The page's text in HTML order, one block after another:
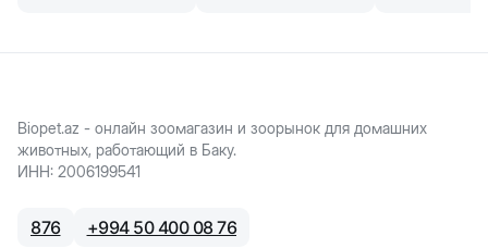
Biopet.az - онлайн зоомагазин и зоорынок для домашних
животных, работающий в Баку.
ИНН: 2006199541
876 +994 50 400 08 76